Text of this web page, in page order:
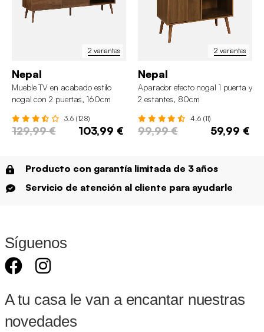
2 variantes
Nepal
Mueble TV en acabado estilo
nogal con 2 puertas, 160cm
3.6 (128)
129,99 € 103,99 €
2 variantes
Nepal
Aparador efecto nogal 1 puerta y
2 estantes, 80cm
4.6 (11)
99,99 € 59,99 €
Producto con garantía limitada de 3 años
Servicio de atención al cliente para ayudarle
Síguenos
A tu casa le van a encantar nuestras
novedades